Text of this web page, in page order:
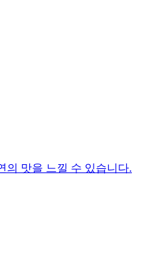
의 맛을 느낄 수 있습니다.